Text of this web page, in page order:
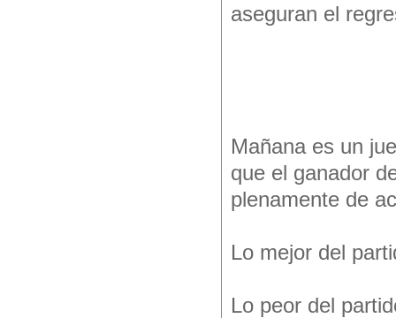
aseguran el
Mañana es un
que el ganador
plenamente de
Lo mejor del
Lo peor del